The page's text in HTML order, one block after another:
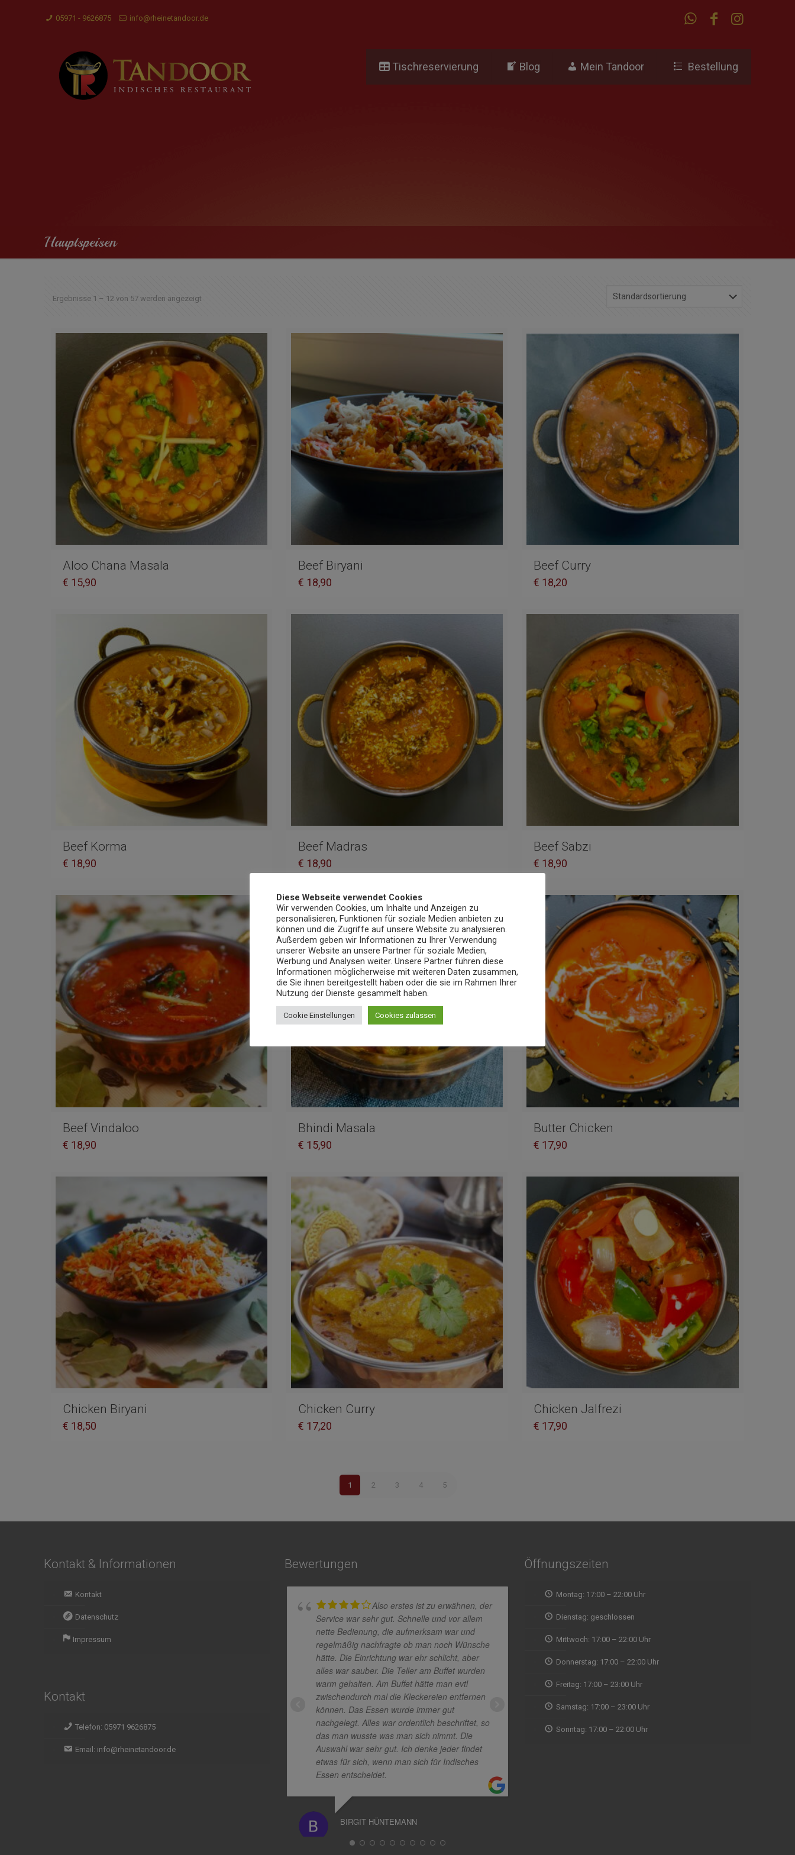
05971 - 9626875 info@rheinetandoor.de
Tischreservierung Blog Mein Tandoor Bestellung
Hauptspeisen
Ergebnisse 1 – 12 von 57 werden angezeigt
Aloo Chana Masala
€ 15,90
Beef Biryani
€ 18,90
Beef Curry
€ 18,20
Beef Korma
€ 18,90
Beef Madras
€ 18,90
Beef Sabzi
€ 18,90
Beef Vindaloo
€ 18,90
Bhindi Masala
€ 15,90
Butter Chicken
€ 17,90
Chicken Biryani
€ 18,50
Chicken Curry
€ 17,20
Chicken Jalfrezi
€ 17,90
1 2 3 4 5
Kontakt & Informationen
Kontakt
Datenschutz
Impressum
Kontakt
Telefon: 05971 9626875
Email: info@rheinetandoor.de
Bewertungen
Also erstes ist zu erwähnen, der
Service war sehr gut. Schnelle und vor allem
nette Bedienung, die aufmerksam war und
regelmäßig nachfragte ob man noch Wünsche
hätte. Die Einrichtung war ehr schlicht, aber
alles war sauber. Die Teller am Buffet wurden
warm gehalten. Am Buffet hätte man evtl
zwischendurch mal die Kleckereien entfernen
können. Das Essen wurde immer gut
nachgelegt. Alles war ordentlich beschriftet, so
das man wusste was man sich nimmt. Die
Auswahl war sehr gut. Ich denke jeder findet
etwas für sich, wenn man sich für Indisches
Essen entscheidet.
BIRGIT HÜNTEMANN
indisches Essen ausprobieren und waren
und Ambiente, Musik. Aufjedenfall zu
empfehlen
WALDEMAR RUDI
Öffnungszeiten
Montag: 17:00 – 22:00 Uhr
Dienstag: geschlossen
Mittwoch: 17:00 – 22:00 Uhr
Donnerstag: 17:00 – 22:00 Uhr
Freitag: 17:00 – 23:00 Uhr
Samstag: 17:00 – 23:00 Uhr
Sonntag: 17:00 – 22:00 Uhr
Diese Webseite verwendet Cookies
Wir verwenden Cookies, um Inhalte und Anzeigen zu
personalisieren, Funktionen für soziale Medien anbieten zu
können und die Zugriffe auf unsere Website zu analysieren.
Außerdem geben wir Informationen zu Ihrer Verwendung
unserer Website an unsere Partner für soziale Medien,
Werbung und Analysen weiter. Unsere Partner führen diese
Informationen möglicherweise mit weiteren Daten zusammen,
die Sie ihnen bereitgestellt haben oder die sie im Rahmen Ihrer
Nutzung der Dienste gesammelt haben.
Cookie Einstellungen Cookies zulassen